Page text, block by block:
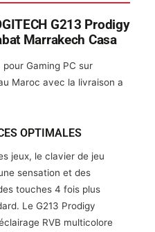
G213 Prodigy
Marrakech Casa
Gaming PC sur
Maroc avec la livraison a
OPTIMALES
jeux, le clavier de jeu
sensation et des
touches 4 fois plus
Le G213 Prodigy
RVB multicolore